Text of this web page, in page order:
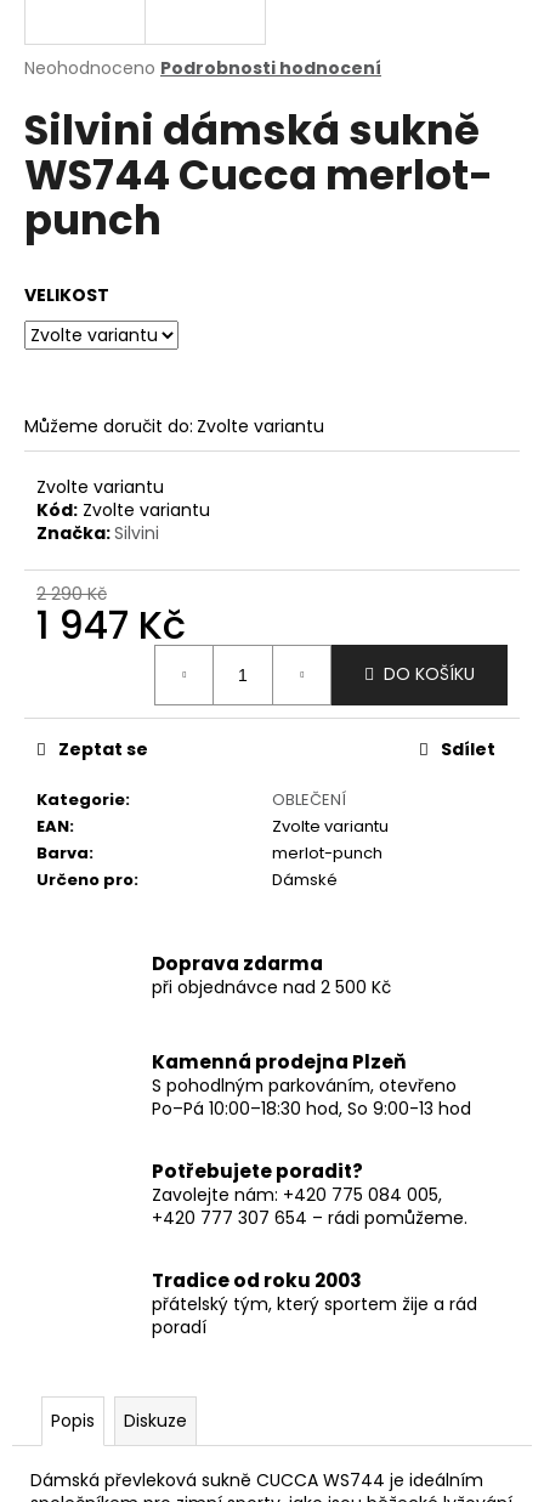
Průměrné
produktu
je
0,0
z
5
hvězdiček.
Neohodnoceno Podrobnosti hodnocení
Silvini dámská sukně
WS744 Cucca merlot-
punch
VELIKOST
Můžeme doručit do: Zvolte variantu
Zvolte variantu
Kód: Zvolte variantu
Značka:Silvini
2 290 Kč
1 947 Kč
DO KOŠÍKU
Kategorie:
OBLEČENÍ
EAN:
Zvolte variantu
Barva:
merlot-punch
Určeno pro: Dámské
Zeptat se Sdílet
Doprava zdarma
při objednávce nad 2 500 Kč
Kamenná prodejna Plzeň
S pohodlným parkováním, otevřeno
Po–Pá 10:00–18:30 hod, So 9:00-13 hod
Potřebujete poradit?
Zavolejte nám: +420 775 084 005,
+420 777 307 654 – rádi pomůžeme.
Tradice od roku 2003
přátelský tým, který sportem žije a rád
poradí
Popis Diskuze
Dámská převleková sukně CUCCA WS744 je ideálním
j
t
?
o
p
u
č
u